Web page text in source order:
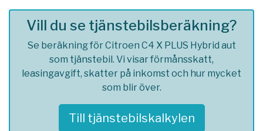
Vill du se tjänstebilsberäkning?
Se beräkning för Citroen C4 X PLUS Hybrid aut
som tjänstebil. Vi visar förmånsskatt,
leasingavgift, skatter på inkomst och hur mycket
som blir över.
Till tjänstebilskalkylen